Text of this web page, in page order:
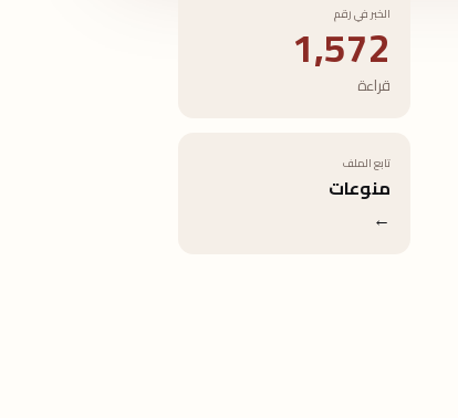
الخبر في رقم
1,572
قراءة
تابع الملف
منوعات
←